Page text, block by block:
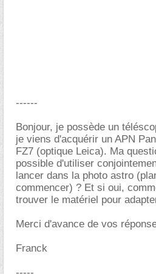
------
Bonjour, je possède un
je viens d'acquérir un APN
FZ7 (optique Leica). Ma
possible d'utiliser
lancer dans la photo astro
commencer) ? Et si oui,
trouver le matériel pour
Merci d'avance de vos
Franck